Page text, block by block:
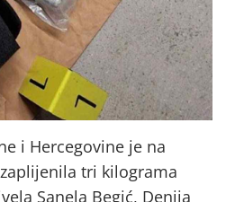
i Hercegovine je na
tri kilograma
Sanela Begić, Denija